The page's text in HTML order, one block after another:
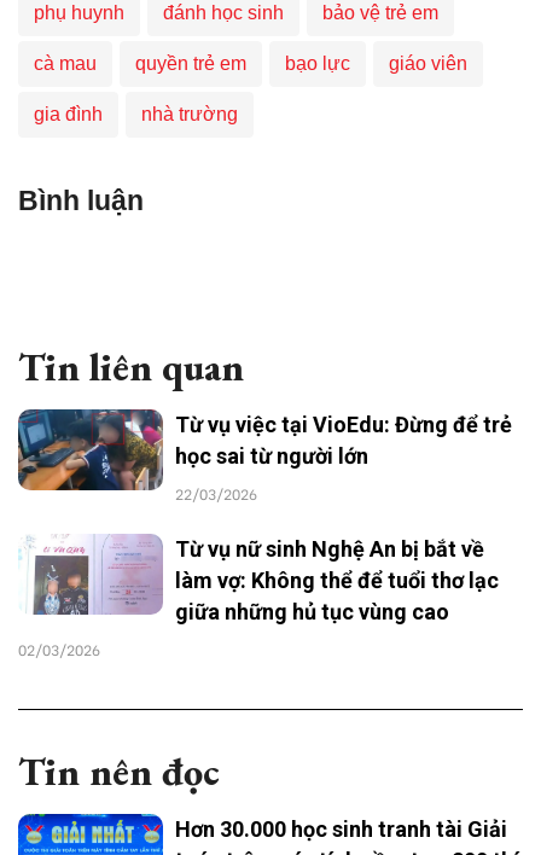
phụ huynh đánh học sinh bảo vệ trẻ em
cà mau quyền trẻ em bạo lực giáo viên
gia đình nhà trường
Bình luận
Tin liên quan
Từ vụ việc tại VioEdu: Đừng để trẻ
học sai từ người lớn
22/03/2026
Từ vụ nữ sinh Nghệ An bị bắt về
làm vợ: Không thể để tuổi thơ lạc
giữa những hủ tục vùng cao
02/03/2026
Tin nên đọc
Hơn 30.000 học sinh tranh tài Giải